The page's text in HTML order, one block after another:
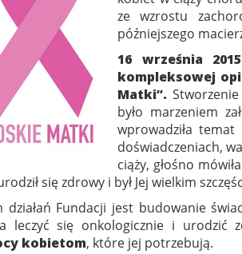
ze wzrostu
późniejszego
16 września
kompleksowej
Matki”.
było marzeniem
wprowadziła
doświadczeniach,
ciąży, głośno
się zdrowy i był Jej wielkim
działań Fundacji jest budowanie
leczyć się onkologicznie i urodzić
kobietom, które jej potrzebują.